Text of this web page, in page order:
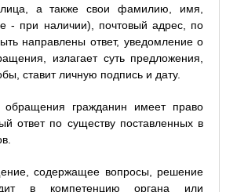
лица, а также свои фамилию, имя,
- при наличии), почтовый адрес, по
направлены ответ, уведомление о
излагает суть предложения,
ставит личную подпись и дату.
обращения гражданин имеет право
ответ по существу поставленных в
содержащее вопросы, решение
в компетенцию органа или